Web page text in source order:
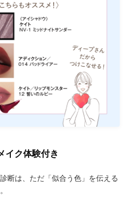
イク体験付き
断は、ただ「似合う色」を伝える